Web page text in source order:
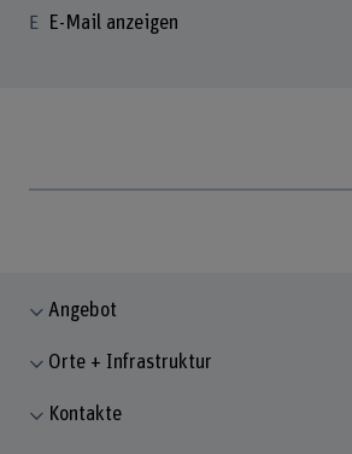
E-Mail anzeigen
Angebot
Orte + Infrastruktur
Kontakte